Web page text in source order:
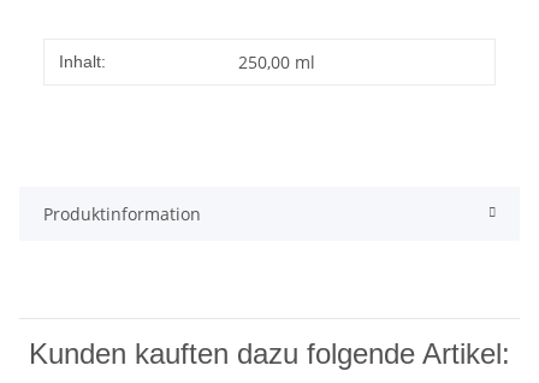
Inhalt: 250,00 ml
Produktinformation
Kunden kauften dazu folgende Artikel: